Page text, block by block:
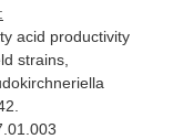
acid productivity
strains,